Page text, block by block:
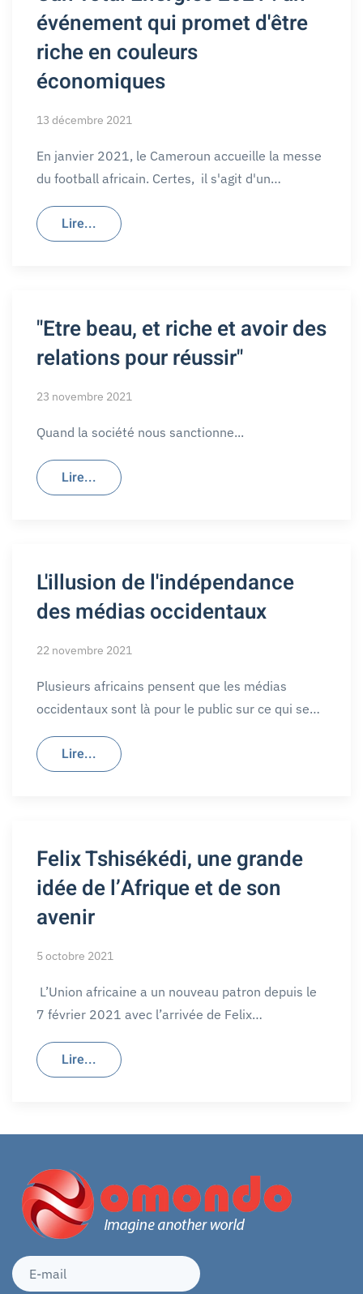
événement qui promet d'être
riche en couleurs
économiques
13 décembre 2021
En janvier 2021, le Cameroun accueille la messe
du football africain. Certes, il s'agit d'un…
Lire...
"Etre beau, et riche et avoir des
relations pour réussir"
23 novembre 2021
Quand la société nous sanctionne...
Lire...
L'illusion de l'indépendance
des médias occidentaux
22 novembre 2021
Plusieurs africains pensent que les médias
occidentaux sont là pour le public sur ce qui se…
Lire...
Felix Tshisékédi, une grande
idée de l’Afrique et de son
avenir
5 octobre 2021
L’Union africaine a un nouveau patron depuis le
7 février 2021 avec l’arrivée de Felix…
Lire...